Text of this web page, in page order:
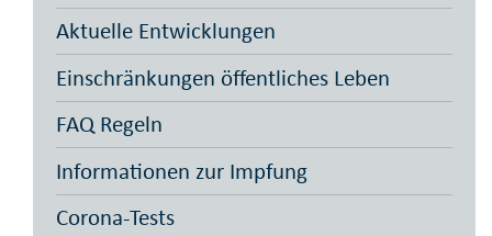
Aktuelle Entwicklungen
Einschränkungen öffentliches Leben
FAQ Regeln
Informationen zur Impfung
Corona-Tests